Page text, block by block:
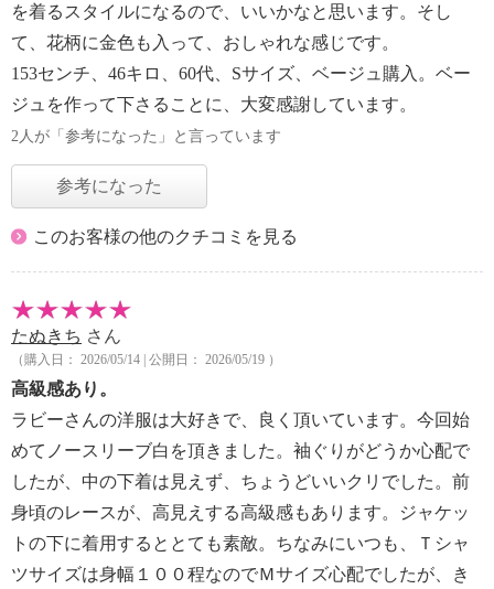
を着るスタイルになるので、いいかなと思います。そし
て、花柄に金色も入って、おしゃれな感じです。
153センチ、46キロ、60代、Sサイズ、ベージュ購入。ベー
ジュを作って下さることに、大変感謝しています。
2人が「参考になった」と言っています
参考になった
このお客様の他のクチコミを見る
たぬきち さん
（購入日： 2026/05/14 | 公開日： 2026/05/19 ）
高級感あり。
ラビーさんの洋服は大好きで、良く頂いています。今回始
めてノースリーブ白を頂きました。袖ぐりがどうか心配で
したが、中の下着は見えず、ちょうどいいクリでした。前
身頃のレースが、高見えする高級感もあります。ジャケッ
トの下に着用するととても素敵。ちなみにいつも、Ｔシャ
ツサイズは身幅１００程なのでＭサイズ心配でしたが、き